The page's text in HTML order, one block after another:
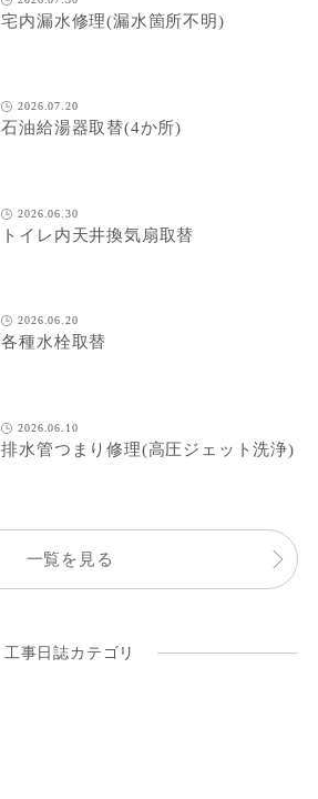
宅内漏水修理(漏水箇所不明)
2026.07.20
石油給湯器取替(4か所)
2026.06.30
トイレ内天井換気扇取替
2026.06.20
各種水栓取替
2026.06.10
排水管つまり修理(高圧ジェット洗浄)
一覧を見る
工事日誌カテゴリ